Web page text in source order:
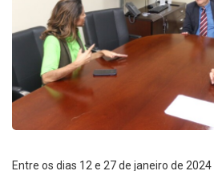
Entre os dias 12 e 27 de janeiro de